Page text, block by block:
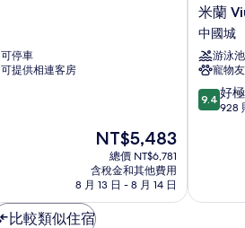
可停車
可提供相連客房
現
價
格
為
NT$5,483
NT$5,483
總價 NT$6,781
含稅金和其他費用
8 月 13 日 - 8 月 14 日
米
蘭
Viu
飯
店,
Design
Hotels
米蘭
中國城
游泳池
寵物
9.4
分，
極
9.4 好
928
比較類似住宿